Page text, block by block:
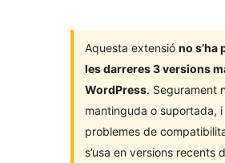
Aquesta extensió no s’ha
les darreres 3 versions
WordPress. Segurament
mantinguda o suportada,
problemes de
s’usa en versions recents